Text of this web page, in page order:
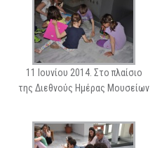
11 Ιουνίου 2014. Στο πλαίσιο
της Διεθνούς Ημέρας Μουσείων